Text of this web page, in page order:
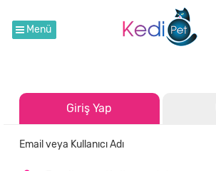
Menü
Giriş Yap
Email veya Kullanıcı Adı